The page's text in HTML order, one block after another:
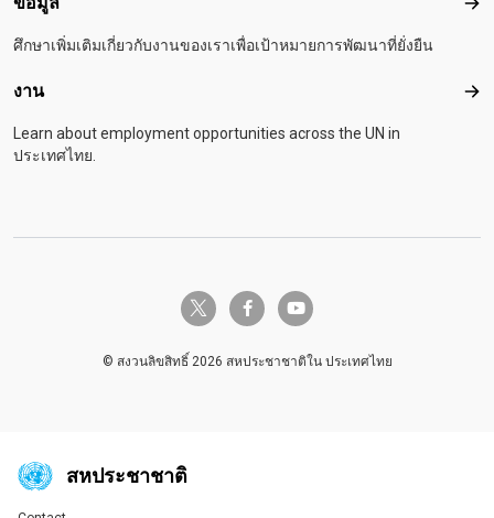
ข้อ
ศึกษาเพิ่มเติมเกี่ยวกับงานของเราเพื่อเป้าหมายการพัฒนาที่ยั่งยืน
งาน งาน
Learn about employment opportunities across the UN in
ประเทศไทย.
twitter-x facebook-fyoutube
© สงวนลิขสิทธิ์ 2026 สหประชาชาติใน ประเทศไทย
สหประชาชาติ